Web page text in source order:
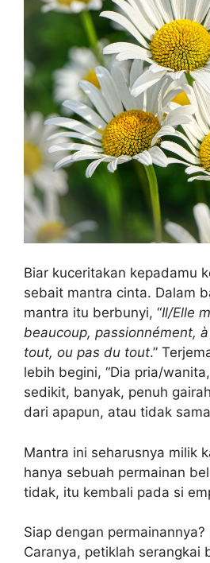
Biar kuceritakan kepadamu
sebait mantra cinta. Dalam
mantra itu berbunyi, “Il/Elle
beaucoup, passionnément,
tout, ou pas du tout.”
lebih begini, “Dia pria/
sedikit, banyak, penuh
dari apapun, atau tidak
Mantra ini seharusnya milik
hanya sebuah permainan
tidak, itu kembali pada si
Siap dengan
Caranya, petiklah serangkai